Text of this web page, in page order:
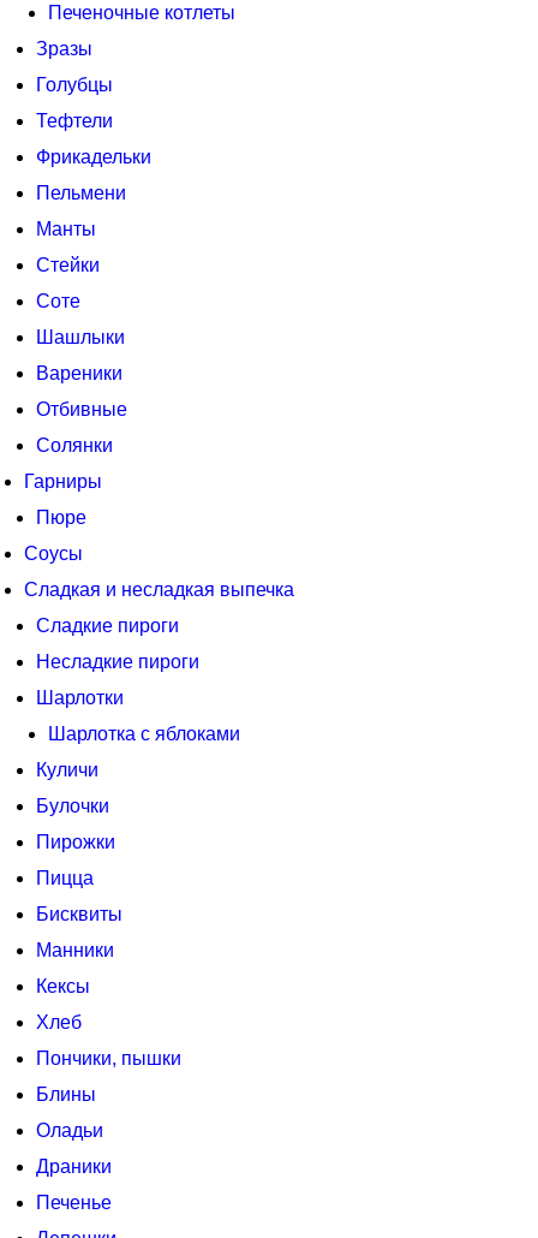
Печеночные котлеты
Зразы
Голубцы
Тефтели
Фрикадельки
Пельмени
Манты
Стейки
Соте
Шашлыки
Вареники
Отбивные
Солянки
Гарниры
Пюре
Соусы
Сладкая и несладкая выпечка
Сладкие пироги
Несладкие пироги
Шарлотки
Шарлотка с яблоками
Куличи
Булочки
Пирожки
Пицца
Бисквиты
Манники
Кексы
Хлеб
Пончики, пышки
Блины
Оладьи
Драники
Печенье